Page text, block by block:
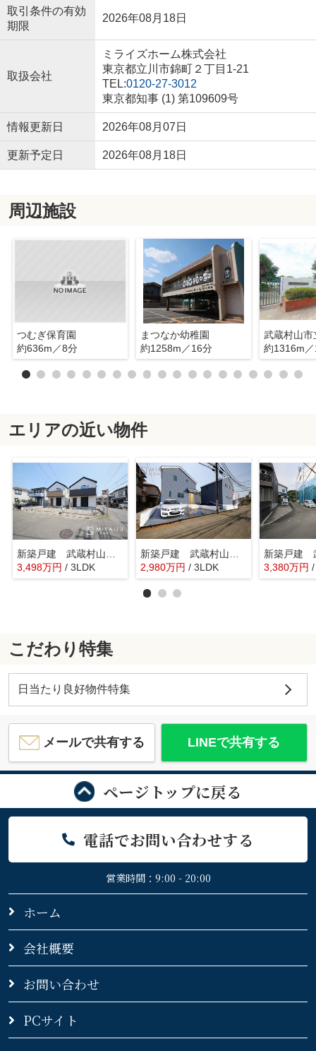
取引条件の有効
期限
2026年08月18日
取扱会社
ミライズホーム株式会社
東京都立川市錦町２丁目1-21
TEL:0120-27-3012
東京都知事 (1) 第109609号
情報更新日 2026年08月07日
更新予定日 2026年08月18日
周辺施設
つむぎ保育園
約636m／8分
まつなか幼稚園
約1258m／16分
約1316m
エリアの近い物件
3,498万円 / 3LDK
2,980万円 / 3LDK 3,380万円
こだわり特集
日当たり良好物件特集
メールで共有する LINEで共有する
ページトップに戻る
電話でお問い合わせする
営業時間：9:00 - 20:00
ホーム
会社概要
お問い合わせ
PCサイト